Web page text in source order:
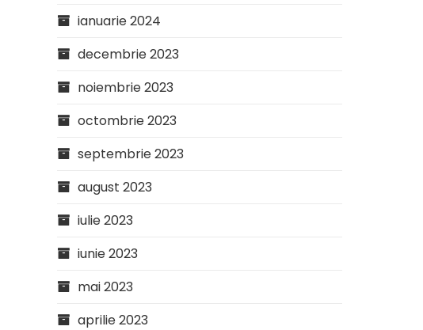
ianuarie 2024
decembrie 2023
noiembrie 2023
octombrie 2023
septembrie 2023
august 2023
iulie 2023
iunie 2023
mai 2023
aprilie 2023